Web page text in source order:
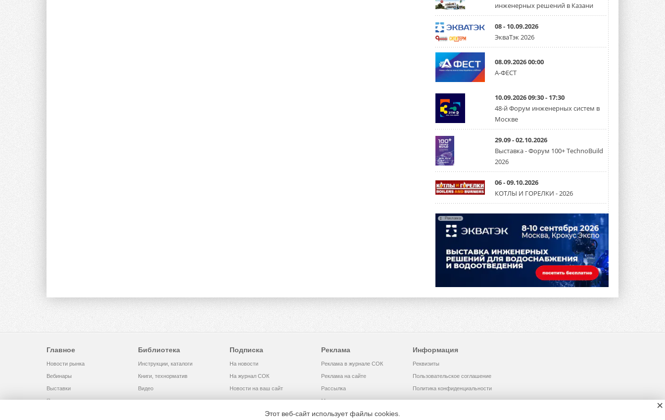
инженерных решений в Казани
08 - 10.09.2026
ЭкваТэк 2026
08.09.2026 00:00
А-ФЕСТ
10.09.2026 09:30 - 17:30
48-й Форум инженерных систем в
Москве
29.09 - 02.10.2026
Выставка - Форум 100+ TechnoBuild
2026
06 - 09.10.2026
КОТЛЫ И ГОРЕЛКИ - 2026
Реклама
Главное
Новости рынка
Вебинары
Выставки
Помощь
Библиотека
Инструкции, каталоги
Книги, технорматив
Видео
Подписка
На новости
На журнал СОК
Новости на ваш сайт
Реклама
Реклама в журнале СОК
Реклама на сайте
Рассылка
Медиакит
Информация
Реквизиты
Пользовательское соглашение
Политика конфиденциальности
Этот веб-сайт использует файлы cookies.
×